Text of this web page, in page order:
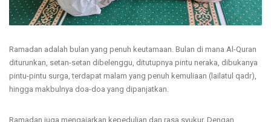
Ramadan adalah bulan yang penuh keutamaan. Bulan di mana Al-Quran
diturunkan, setan-setan dibelenggu, ditutupnya pintu neraka, dibukanya
pintu-pintu surga, terdapat malam yang penuh kemuliaan (lailatul qadr),
hingga makbulnya doa-doa yang dipanjatkan.
Ramadan juga mengajarkan kepedulian dan rasa syukur. Dengan